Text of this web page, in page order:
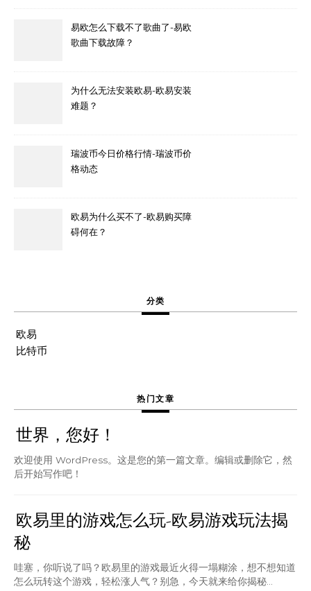
易欧怎么下载不了歌曲了-易欧
歌曲下载故障？
为什么无法安装欧易-欧易安装
难题？
瑞波币今日价格行情-瑞波币价
格动态
欧易为什么买不了-欧易购买障
碍何在？
分类
欧易
比特币
热门文章
世界，您好！
欢迎使用 WordPress。这是您的第一篇文章。编辑或删除它，然
后开始写作吧！
欧易里的游戏怎么玩-欧易游戏玩法揭
秘
哇塞，你听说了吗？欧易里的游戏最近火得一塌糊涂，想不想知道
怎么玩转这个游戏，轻松涨人气？别急，今天就来给你揭秘...